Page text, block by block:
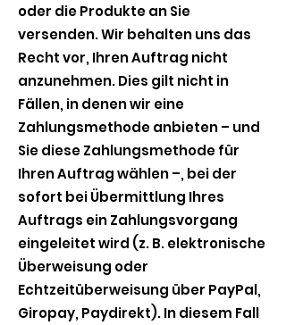
oder die Produkte an Sie
versenden. Wir behalten uns das
Recht vor, Ihren Auftrag nicht
anzunehmen. Dies gilt nicht in
Fällen, in denen wir eine
Zahlungsmethode anbieten – und
Sie diese Zahlungsmethode für
Ihren Auftrag wählen –, bei der
sofort bei Übermittlung Ihres
Auftrags ein Zahlungsvorgang
eingeleitet wird (z. B. elektronische
Überweisung oder
Echtzeitüberweisung über PayPal,
Giropay, Paydirekt). In diesem Fall